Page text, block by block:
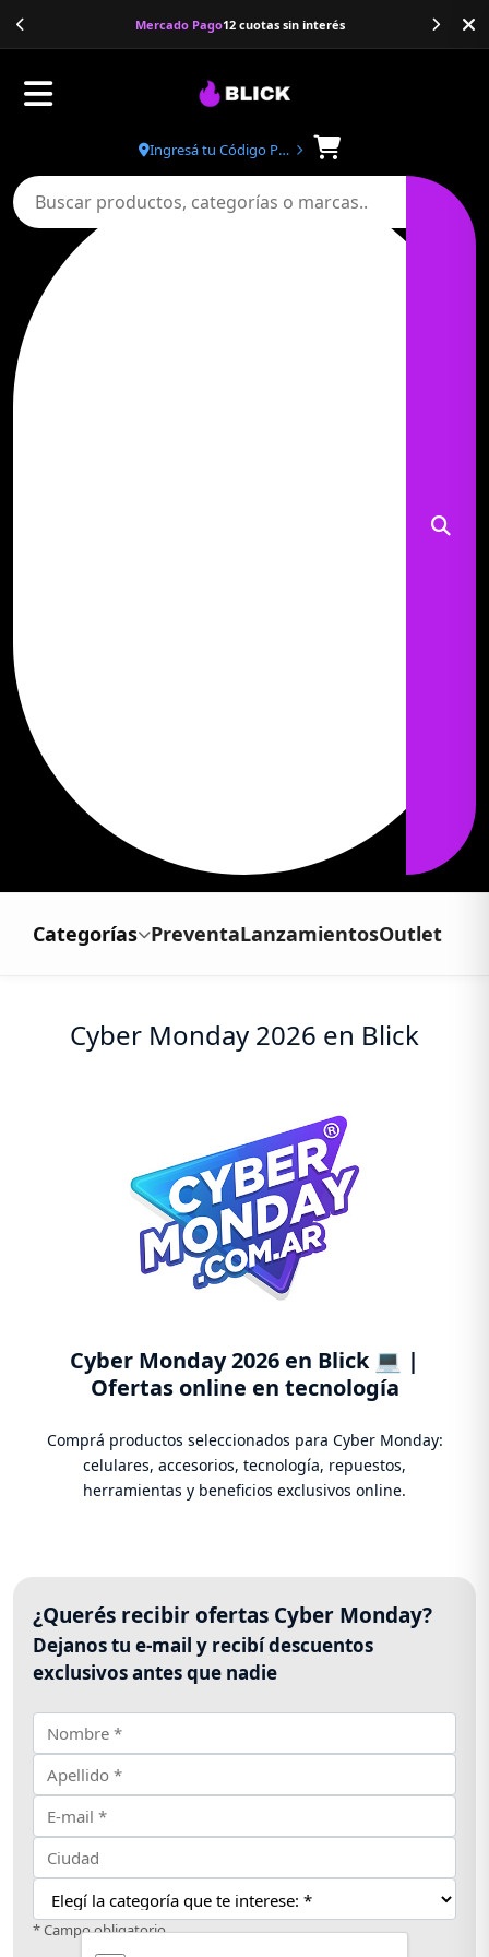
Banco Galicia20% de descuento
Buscar productos
Ingresá tu Código Postal
Categorías PreventaLanzamientosOutlet
Cyber Monday 2026 en Blick
Cyber Monday 2026 en Blick 💻 |
Ofertas online en tecnología
Comprá productos seleccionados para Cyber Monday:
celulares, accesorios, tecnología, repuestos,
herramientas y beneficios exclusivos online.
¿Querés recibir ofertas Cyber Monday?
Dejanos tu e-mail y recibí descuentos
exclusivos antes que nadie
* Campo obligatorio